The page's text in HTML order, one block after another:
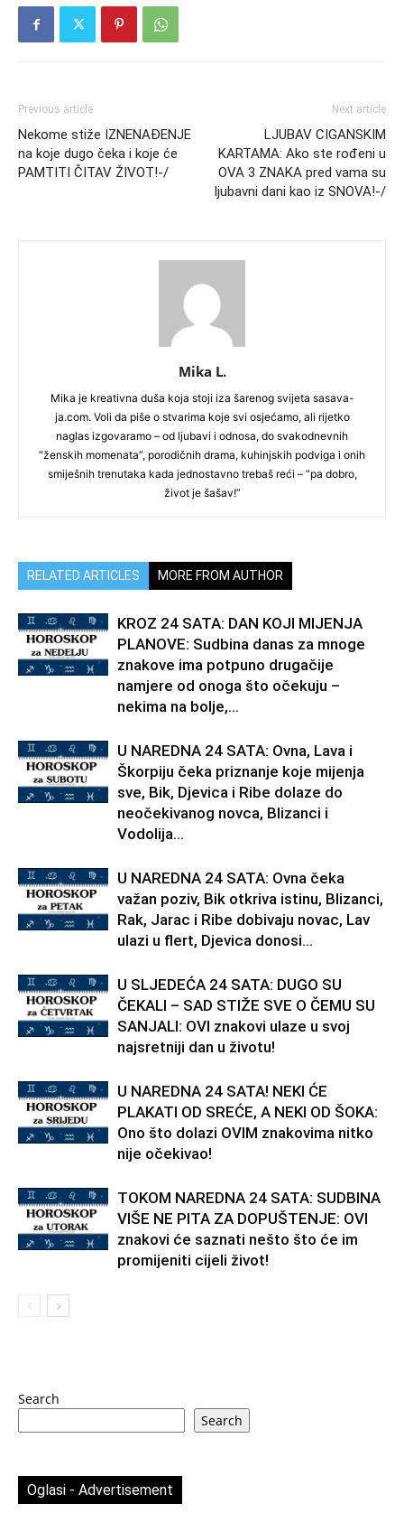
Previous article
Nekome stiže IZNENAĐENJE
na koje dugo čeka i koje će
PAMTITI ČITAV ŽIVOT!-/
Next article
LJUBAV CIGANSKIM
KARTAMA: Ako ste rođeni u
OVA 3 ZNAKA pred vama su
ljubavni dani kao iz SNOVA!-/
Mika L.
Mika je kreativna duša koja stoji iza šarenog svijeta sasava-
ja.com. Voli da piše o stvarima koje svi osjećamo, ali rijetko
naglas izgovaramo – od ljubavi i odnosa, do svakodnevnih
“ženskih momenata”, porodičnih drama, kuhinjskih podviga i onih
smiješnih trenutaka kada jednostavno trebaš reći – “pa dobro,
život je šašav!”
RELATED ARTICLES MORE FROM AUTHOR
KROZ 24 SATA: DAN KOJI MIJENJA
PLANOVE: Sudbina danas za mnoge
znakove ima potpuno drugačije
namjere od onoga što očekuju –
nekima na bolje,...
U NAREDNA 24 SATA: Ovna, Lava i
Škorpiju čeka priznanje koje mijenja
sve, Bik, Djevica i Ribe dolaze do
neočekivanog novca, Blizanci i
Vodolija...
U NAREDNA 24 SATA: Ovna čeka
važan poziv, Bik otkriva istinu, Blizanci,
Rak, Jarac i Ribe dobivaju novac, Lav
ulazi u flert, Djevica donosi...
U SLJEDEĆA 24 SATA: DUGO SU
ČEKALI – SAD STIŽE SVE O ČEMU SU
SANJALI: OVI znakovi ulaze u svoj
najsretniji dan u životu!
U NAREDNA 24 SATA! NEKI ĆE
PLAKATI OD SREĆE, A NEKI OD ŠOKA:
Ono što dolazi OVIM znakovima nitko
nije očekivao!
TOKOM NAREDNA 24 SATA: SUDBINA
VIŠE NE PITA ZA DOPUŠTENJE: OVI
znakovi će saznati nešto što će im
promijeniti cijeli život!
Search
Search
Oglasi - Advertisement